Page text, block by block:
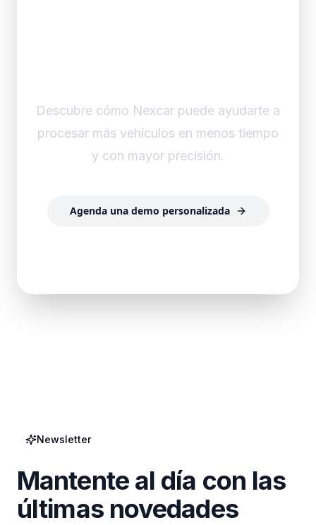
Descubre cómo Nexcar puede ayudarte a
procesar más vehículos en menos tiempo
y con mayor precisión.
Agenda una demo personalizada
Newsletter
Mantente al día con las
últimas novedades